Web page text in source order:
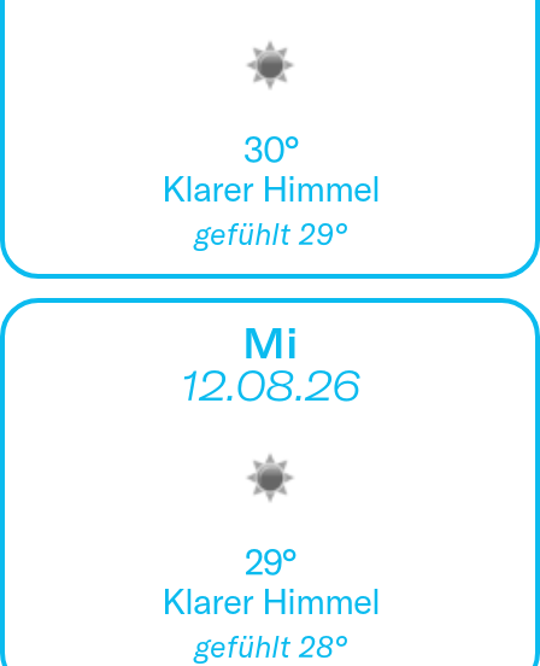
30°
Klarer Himmel
gefühlt 29°
Mi
12.08.26
29°
Klarer Himmel
gefühlt 28°